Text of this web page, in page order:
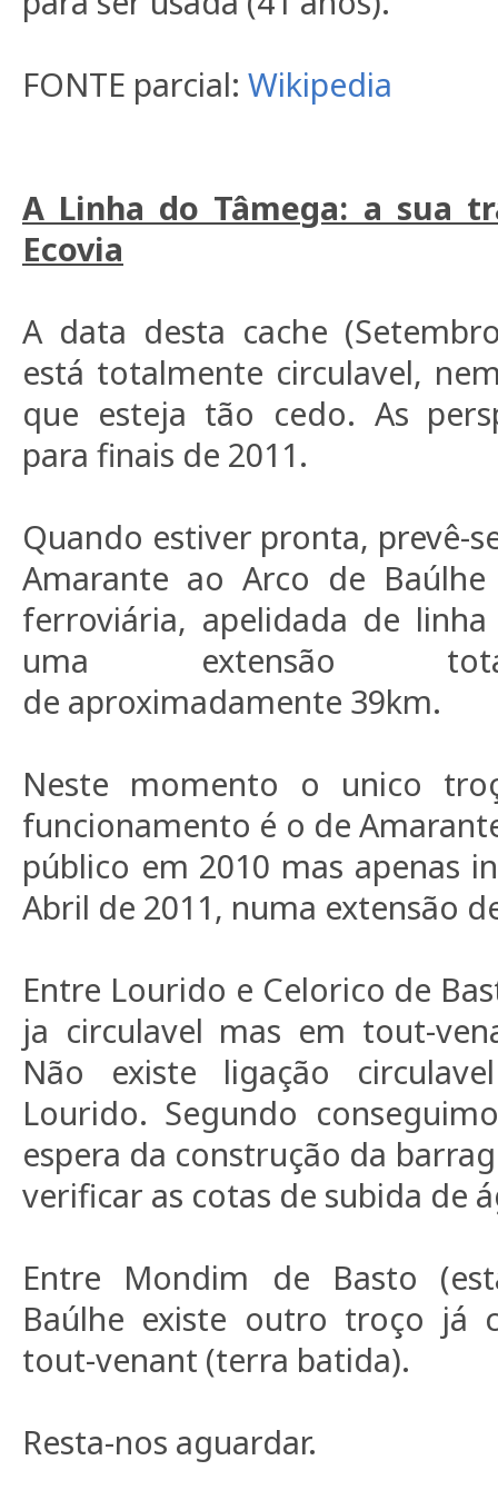
FONTE parcial: Wikipedia
A Linha do Tâmega: a sua
Ecovia
A data desta cache
está totalmente circulavel,
que esteja tão cedo. As
para finais de 2011.
Quando estiver pronta, prevê-
Amarante ao Arco de
ferroviária, apelidada de
uma extensão
de aproximadamente 39km.
Neste momento o unico
funcionamento é o de
público em 2010 mas apenas
Abril de 2011, numa extensão
Entre Lourido e Celorico de
ja circulavel mas em tout-
Não existe ligação
Lourido. Segundo
espera da construção da
verificar as cotas de subida de
Entre Mondim de Basto
Baúlhe existe outro troço já
tout-venant (terra batida).
Resta-nos aguardar.